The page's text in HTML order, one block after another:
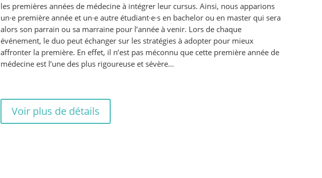
les premières années de médecine à intégrer leur cursus. Ainsi, nous apparions
un·e première année et un·e autre étudiant·e·s en bachelor ou en master qui sera
alors son parrain ou sa marraine pour l’année à venir. Lors de chaque
événement, le duo peut échanger sur les stratégies à adopter pour mieux
affronter la première. En effet, il n’est pas méconnu que cette première année de
médecine est l’une des plus rigoureuse et sévère…
Voir plus de détails